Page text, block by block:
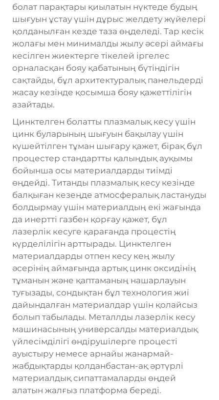
болат парақтары қиылатын нүктеде будың
шығуын ұстау үшін дұрыс желдету жүйелері
қолданылған кезде таза өңделеді. Тар кесік
жолағы мен минималды жылу әсері аймағы
кесілген жиектерге тікелей іргелес
орналасқан бояу қабатының бүтіндігін
сақтайды, бұл архитектуралық панельдерді
жасау кезінде қосымша бояу қажеттілігін
азайтады.
Цинктелген болатты плазмалық кесу үшін
цинк буларының шығуын бақылау үшін
күшейтілген тұман шығару қажет, бірақ бұл
процестер стандартты қалыңдық ауқымы
бойынша осы материалдарды тиімді
өңдейді. Титанды плазмалық кесу кезінде
балқыған кезеңде атмосфералық ластануды
болдырмау үшін материалдың екі жағында
да инертті газбен қорғау қажет, бұл
лазерлік кесуге қарағанда процестің
күрделілігін арттырады. Цинктелген
материалдарды отпен кесу кең жылу
әсерінің аймағында артық цинк оксидінің
тұманын және қаптаманың нашарлауын
туғызады, сондықтан бұл технология жиі
дайындалған материалдар үшін қолайсыз
болып табылады. Металлды лазерлік кесу
машинасының универсалды материалдық
үйлесімділігі өндірушілерге процесті
ауыстыру немесе арнайы жанармай-
жабдықтарды қолданбастан-ақ әртүрлі
материалдық сипаттамаларды өңдей
алатын жалғыз платформа береді.